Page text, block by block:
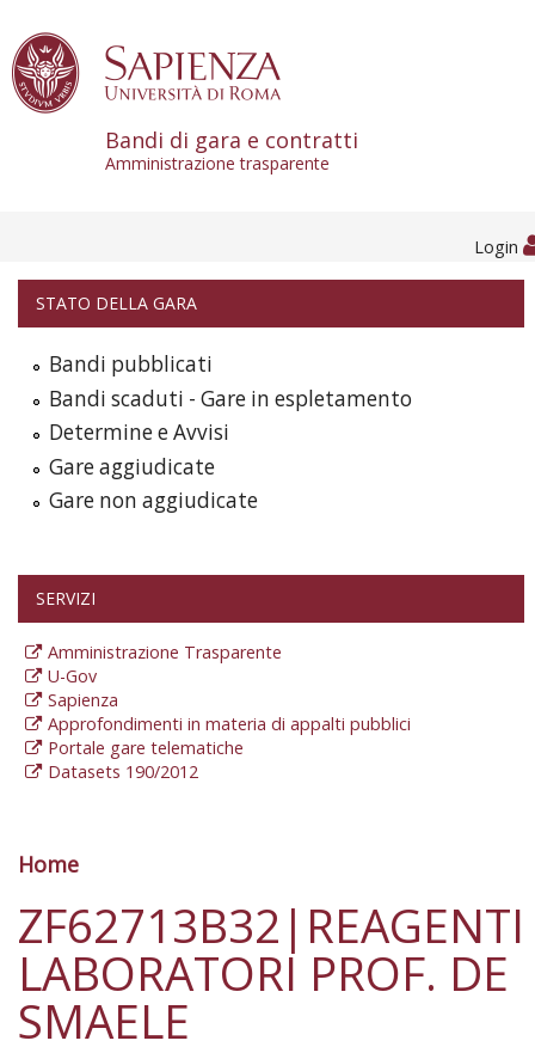
Bandi di gara e contratti
Amministrazione trasparente
Login
STATO DELLA GARA
Bandi pubblicati
Bandi scaduti - Gare in espletamento
Determine e Avvisi
Gare aggiudicate
Gare non aggiudicate
SERVIZI
Amministrazione Trasparente
U-Gov
Sapienza
Approfondimenti in materia di appalti pubblici
Portale gare telematiche
Datasets 190/2012
Tu sei qui
Home
ZF62713B32|REAGENTI
LABORATORI PROF. DE
SMAELE